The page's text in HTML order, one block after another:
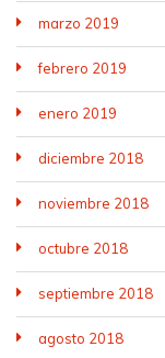
marzo 2019
febrero 2019
enero 2019
diciembre 2018
noviembre 2018
octubre 2018
septiembre 2018
agosto 2018